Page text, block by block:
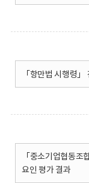
「항만법 시행령
「중소기업협동조
요인 평가 결과